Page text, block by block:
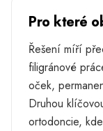
Pro které
Řešení míří
filigránové
oček,
Druhou
ortodoncie,